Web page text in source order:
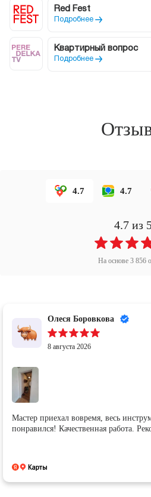
Red Fest
Подробнее
Квартирный вопрос
Подробнее
4.7 4.7
4.7 из
На основе 3 856
Олеся Боровкова
8 августа 2026
Мастер приехал вовремя, весь
понравился! Качественная работа.